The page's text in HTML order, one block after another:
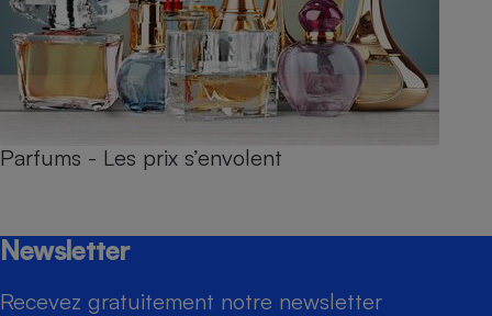
Parfums - Les prix s’envolent
Newsletter
Recevez gratuitement notre newsletter